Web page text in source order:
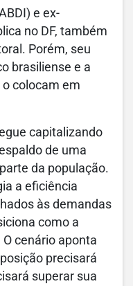
e ex-
no DF, também
Porém, seu
brasiliense e a
colocam em
capitalizando
de uma
da população.
a eficiência
às demandas
como a
cenário aponta
precisará
superar sua